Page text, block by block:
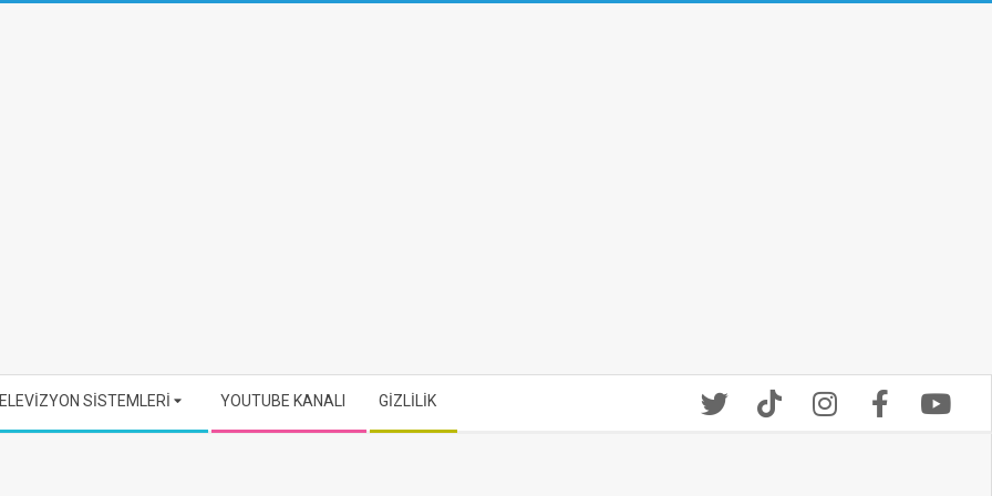
SİSTEMLERİ YOUTUBE KANALI GİZLİLİK